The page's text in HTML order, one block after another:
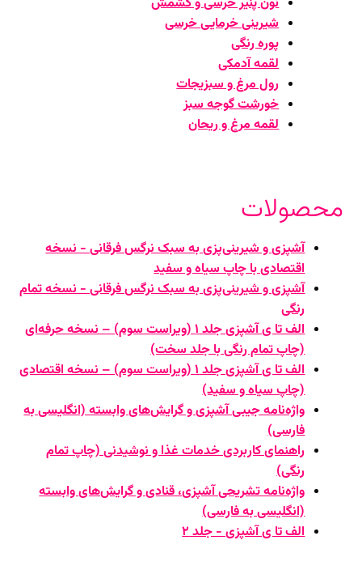
شیرینی خرمایی خرسی
پوره رنگی
لقمه آدمکی
رول مرغ و سبزیجات
خورشت گوجه سبز
لقمه مرغ و ریحان
محصولات
آشپزی و شیرینی‌پزی به سبک نرگس فرقانی - نسخه
اقتصادی با چاپ سیاه و سفید
آشپزی و شیرینی‌پزی به سبک نرگس فرقانی - نسخه تمام
رنگی
الف تا ی آشپزی جلد ۱ (ویراست سوم) – نسخه حرفه‌ای
(چاپ تمام رنگی با جلد سخت)
الف تا ی آشپزی جلد ۱ (ویراست سوم) – نسخه اقتصادی
(چاپ سیاه و سفید)
واژه‌نامه جیبی آشپزی و گرایش‌های وابسته (انگلیسی به
فارسی)
راهنمای کاربردی خدمات غذا و نوشیدنی (چاپ تمام
رنگی)
واژه‌نامه تشریحی آشپزی، قنادی و گرایش‌های وابسته
(انگلیسی به فارسی)
الف تا ی آشپزی - جلد ۲